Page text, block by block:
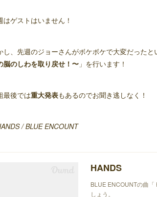
はゲストはいません！
し、先週のジョーさんがボケボケで大変だったと
脳のしわを取り戻せ！〜 」を行います！
最後では重大発表もあるのでお聞き逃しなく！
/ BLUE ENCOUNT
HANDS
BLUE ENCOUNTの曲「
しょう。